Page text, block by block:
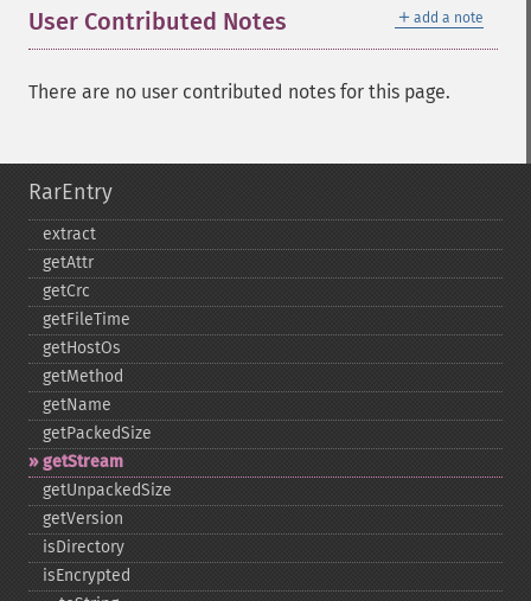
＋ add a note
User Contributed Notes
There are no user contributed notes for this page.
RarEntry
extract
getAttr
getCrc
getFileTime
getHostOs
getMethod
getName
getPackedSize
getStream
getUnpackedSize
getVersion
isDirectory
isEncrypted